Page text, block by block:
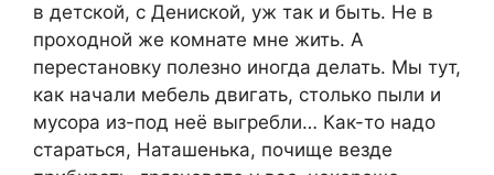
в детской, с Дениской, уж так и быть. Не в
проходной же комнате мне жить. А
перестановку полезно иногда делать. Мы тут,
как начали мебель двигать, столько пыли и
мусора из-под неё выгребли… Как-то надо
стараться, Наташенька, почище везде